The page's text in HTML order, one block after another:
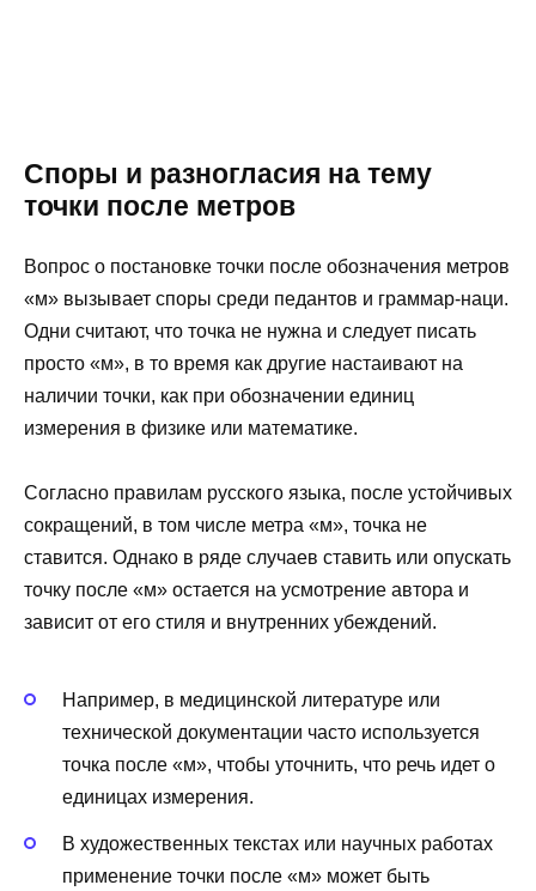
Споры и разногласия на тему
точки после метров
Вопрос о постановке точки после обозначения метров
«м» вызывает споры среди педантов и граммар-наци.
Одни считают, что точка не нужна и следует писать
просто «м», в то время как другие настаивают на
наличии точки, как при обозначении единиц
измерения в физике или математике.
Согласно правилам русского языка, после устойчивых
сокращений, в том числе метра «м», точка не
ставится. Однако в ряде случаев ставить или опускать
точку после «м» остается на усмотрение автора и
зависит от его стиля и внутренних убеждений.
Например, в медицинской литературе или
технической документации часто используется
точка после «м», чтобы уточнить, что речь идет о
единицах измерения.
В художественных текстах или научных работах
применение точки после «м» может быть